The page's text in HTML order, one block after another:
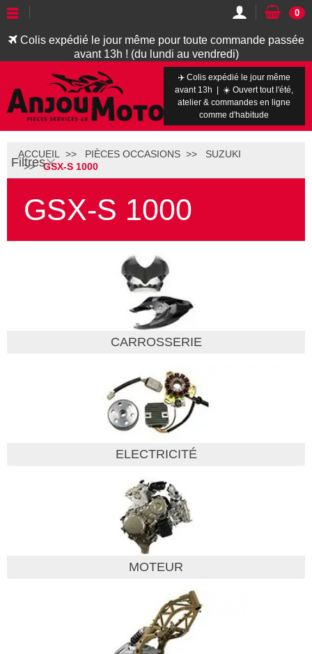
Colis expédié le jour même pour toute commande passée
avant 13h ! (du lundi au vendredi)
0
✈️ Colis expédié le jour même
avant 13h | ☀️ Ouvert tout l'été,
atelier & commandes en ligne
comme d'habitude
Filtres
ACCUEIL PIÈCES OCCASIONS
SUZUKI
GSX-S 1000
GSX-S 1000
CARROSSERIE
ELECTRICITÉ
MOTEUR